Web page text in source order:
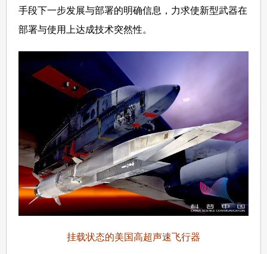
手段下一步发展与部署的明确信息，力求使新型武器在
部署与使用上达成技术突然性。
挂载状态的美国高超声速飞行器